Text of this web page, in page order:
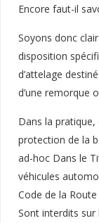
Encore faut-il
Soyons donc
disposition
d’attelage
d’une remorque
Dans la
protection de la
ad-hoc Dans le
véhicules
Code de la
Sont interdits sur